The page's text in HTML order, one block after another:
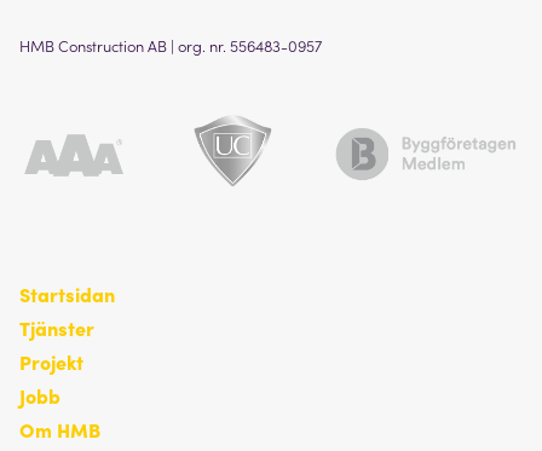
HMB Construction AB | org. nr. 556483-0957
Startsidan
Tjänster
Projekt
Jobb
Om HMB